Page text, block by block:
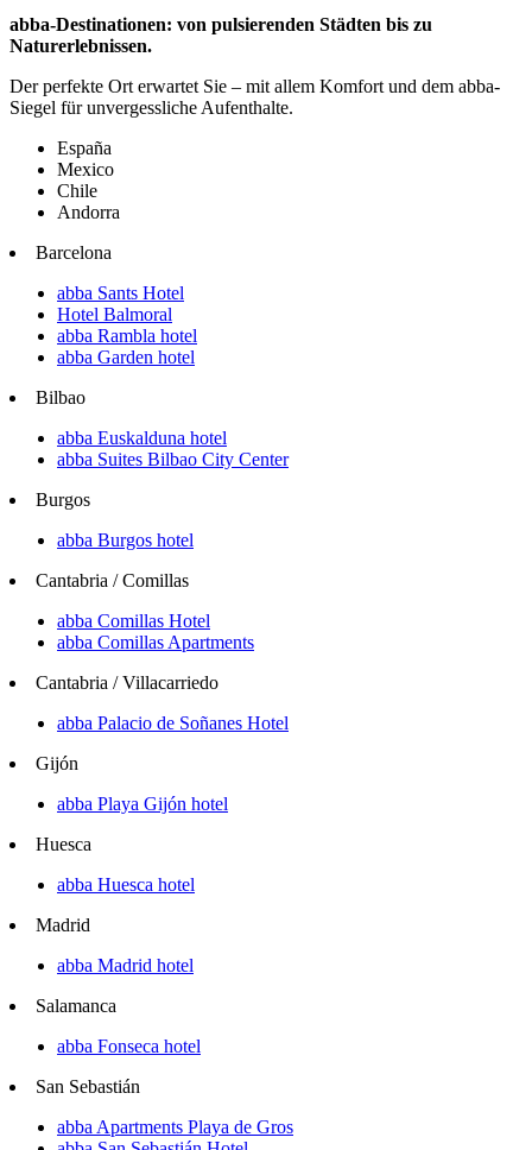
abba-Destinationen: von pulsierenden Städten bis zu
Naturerlebnissen.
Der perfekte Ort erwartet Sie – mit allem Komfort und dem abba-
Siegel für unvergessliche Aufenthalte.
España
Mexico
Chile
Andorra
Barcelona
abba Sants Hotel
Hotel Balmoral
abba Rambla hotel
abba Garden hotel
Bilbao
abba Euskalduna hotel
abba Suites Bilbao City Center
Burgos
abba Burgos hotel
Cantabria / Comillas
abba Comillas Hotel
abba Comillas Apartments
Cantabria / Villacarriedo
abba Palacio de Soñanes Hotel
Gijón
abba Playa Gijón hotel
Huesca
abba Huesca hotel
Madrid
abba Madrid hotel
Salamanca
abba Fonseca hotel
San Sebastián
abba Apartments Playa de Gros